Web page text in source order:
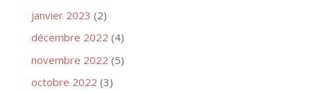
janvier 2023 (2)
décembre 2022 (4)
novembre 2022 (5)
octobre 2022 (3)